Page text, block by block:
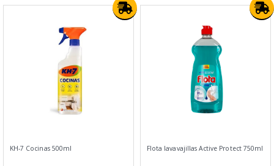
KH-7 Cocinas 500ml Flota lavavajillas Active Protect 750ml